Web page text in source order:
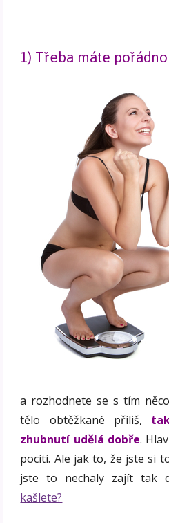
1) Třeba máte
a rozhodnete se s tím
tělo obtěžkané příliš,
zhubnutí udělá dobře.
pocítí. Ale jak to, že jste si
jste to nechaly zajít tak
kašlete?